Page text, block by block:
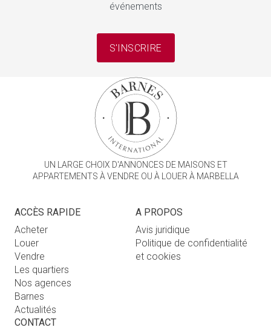
événements
S'INSCRIRE
UN LARGE CHOIX D'ANNONCES DE MAISONS ET
APPARTEMENTS À VENDRE OU À LOUER À MARBELLA
ACCÈS RAPIDE
Acheter
Louer
Vendre
Les quartiers
Nos agences
Barnes
Actualités
A PROPOS
Avis juridique
Politique de confidentialité
et cookies
CONTACT